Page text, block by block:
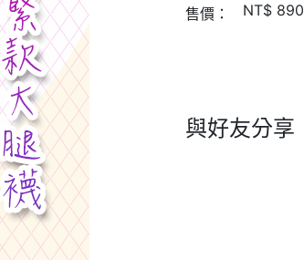
售價： NT$ 890
與好友分享